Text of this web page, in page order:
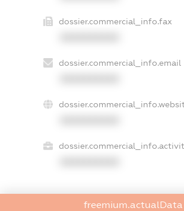
dossier.commercial_info.fax
dossier.commercial_info.email
freemium.actualData